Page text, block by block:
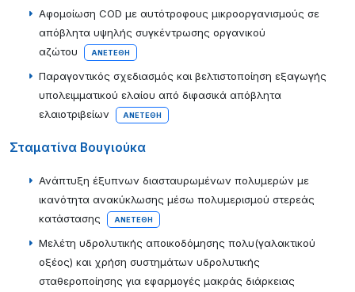
Αφομοίωση COD με αυτότροφους μικροοργανισμούς σε
απόβλητα υψηλής συγκέντρωσης οργανικού
αζώτου
ΑΝΕΤΈΘΗ
Παραγοντικός σχεδιασμός και βελτιστοποίηση εξαγωγής
υπολειμματικού ελαίου από διφασικά απόβλητα
ελαιοτριβείων
ΑΝΕΤΈΘΗ
Σταματίνα Βουγιούκα
Ανάπτυξη έξυπνων διασταυρωμένων πολυμερών με
ικανότητα ανακύκλωσης μέσω πολυμερισμού στερεάς
κατάστασης
ΑΝΕΤΈΘΗ
Μελέτη υδρολυτικής αποικοδόμησης πολυ(γαλακτικού
οξέος) και χρήση συστημάτων υδρολυτικής
σταθεροποίησης για εφαρμογές μακράς διάρκειας